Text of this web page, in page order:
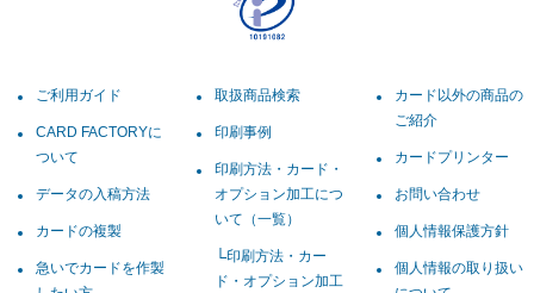
ご利用ガイド
CARD FACTORYに
ついて
データの入稿方法
カードの複製
急いでカードを作製
取扱商品検索
印刷事例
印刷方法・カード・
オプション加工につ
いて（一覧）
印刷方法・カー
ド・オプション加工
カード以外の商品の
ご紹介
カードプリンター
お問い合わせ
個人情報保護方針
個人情報の取り扱い